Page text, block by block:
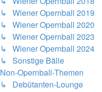
↳ Wiener Opernball 2019
↳ Wiener Opernball 2020
↳ Wiener Opernball 2023
↳ Wiener Opernball 2024
↳ Sonstige Bälle
Non-Opernball-Themen
↳ Debütanten-Lounge